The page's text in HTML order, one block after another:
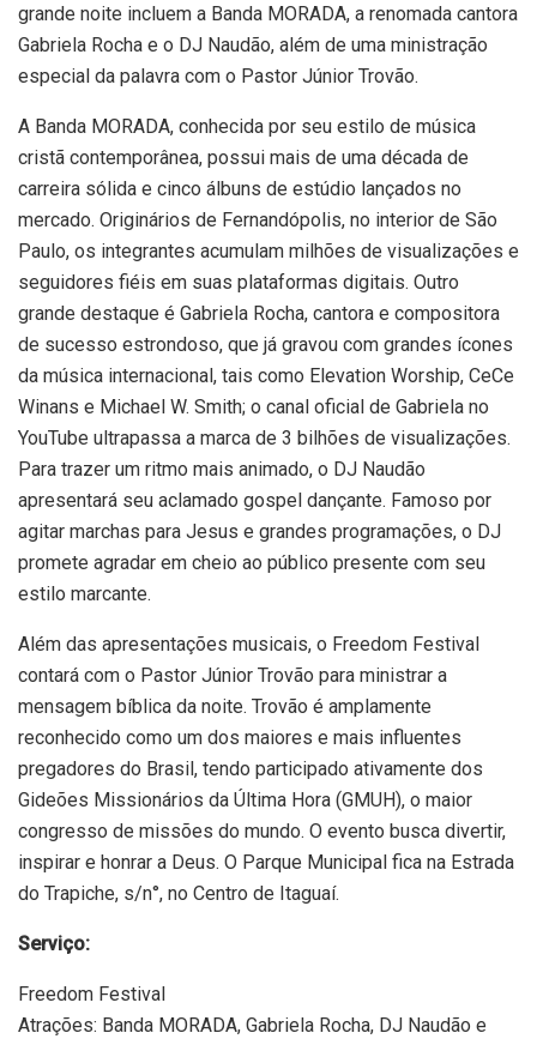
grande noite incluem a Banda MORADA, a renomada cantora
Gabriela Rocha e o DJ Naudão, além de uma ministração
especial da palavra com o Pastor Júnior Trovão.
A Banda MORADA, conhecida por seu estilo de música
cristã contemporânea, possui mais de uma década de
carreira sólida e cinco álbuns de estúdio lançados no
mercado. Originários de Fernandópolis, no interior de São
Paulo, os integrantes acumulam milhões de visualizações e
seguidores fiéis em suas plataformas digitais. Outro
grande destaque é Gabriela Rocha, cantora e compositora
de sucesso estrondoso, que já gravou com grandes ícones
da música internacional, tais como Elevation Worship, CeCe
Winans e Michael W. Smith; o canal oficial de Gabriela no
YouTube ultrapassa a marca de 3 bilhões de visualizações.
Para trazer um ritmo mais animado, o DJ Naudão
apresentará seu aclamado gospel dançante. Famoso por
agitar marchas para Jesus e grandes programações, o DJ
promete agradar em cheio ao público presente com seu
estilo marcante.
Além das apresentações musicais, o Freedom Festival
contará com o Pastor Júnior Trovão para ministrar a
mensagem bíblica da noite. Trovão é amplamente
reconhecido como um dos maiores e mais influentes
pregadores do Brasil, tendo participado ativamente dos
Gideões Missionários da Última Hora (GMUH), o maior
congresso de missões do mundo. O evento busca divertir,
inspirar e honrar a Deus. O Parque Municipal fica na Estrada
do Trapiche, s/n°, no Centro de Itaguaí.
Serviço:
Freedom Festival
Atrações: Banda MORADA, Gabriela Rocha, DJ Naudão e